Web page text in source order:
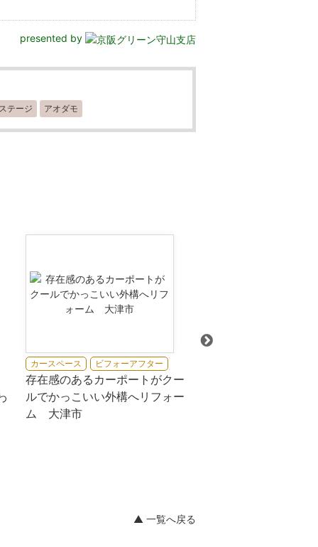
presented by
テージ アオダモ
カースペース ビフォーアフター
存在感のあるカーポートがクー
ルでかっこいい外構へリフォー
ム 大津市
▲ 一覧へ戻る